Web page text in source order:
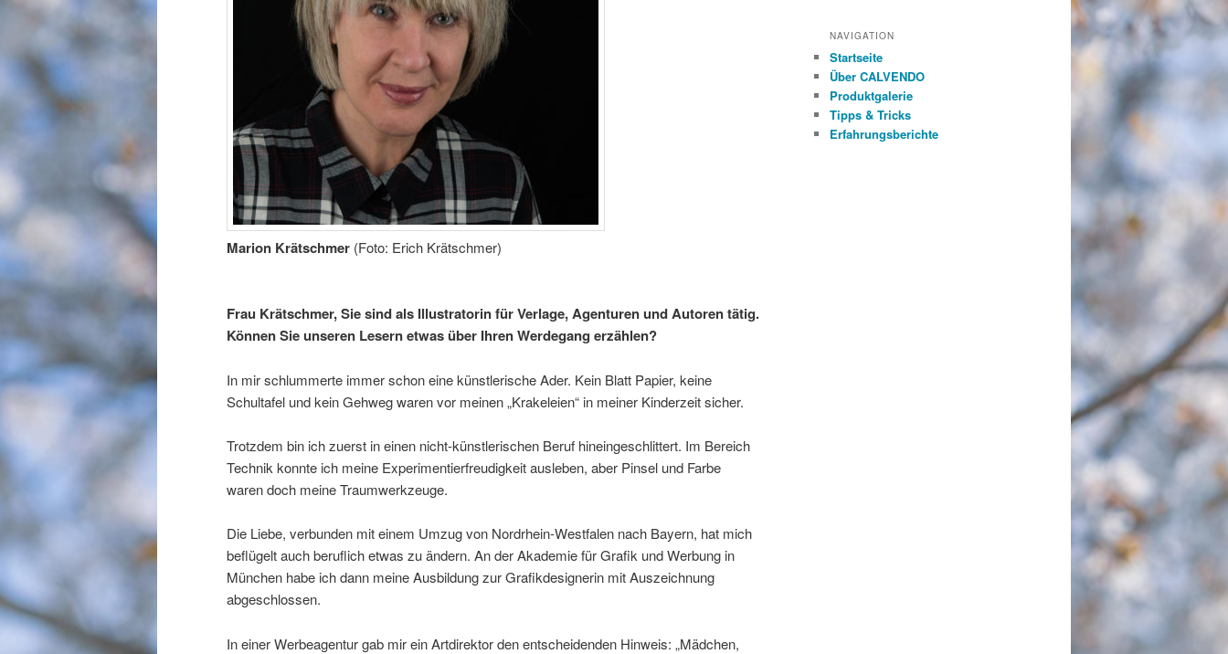
Marion Krätschmer (Foto: Erich Krätschmer)
Frau Krätschmer, Sie sind als Illustratorin für Verlage, Agenturen und Autoren tätig.
Können Sie unseren Lesern etwas über Ihren Werdegang erzählen?
In mir schlummerte immer schon eine künstlerische Ader. Kein Blatt Papier, keine
Schultafel und kein Gehweg waren vor meinen „Krakeleien“ in meiner Kinderzeit sicher.
Trotzdem bin ich zuerst in einen nicht-künstlerischen Beruf hineingeschlittert. Im Bereich
Technik konnte ich meine Experimentierfreudigkeit ausleben, aber Pinsel und Farbe
waren doch meine Traumwerkzeuge.
Die Liebe, verbunden mit einem Umzug von Nordrhein-Westfalen nach Bayern, hat mich
beflügelt auch beruflich etwas zu ändern. An der Akademie für Grafik und Werbung in
München habe ich dann meine Ausbildung zur Grafikdesignerin mit Auszeichnung
abgeschlossen.
In einer Werbeagentur gab mir ein Artdirektor den entscheidenden Hinweis: „Mädchen,
NAVIGATION
Startseite
Über CALVENDO
Produktgalerie
Tipps & Tricks
Erfahrungsberichte